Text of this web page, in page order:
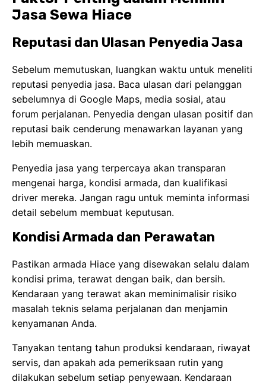
Jasa Sewa Hiace
Reputasi dan Ulasan Penyedia Jasa
Sebelum memutuskan, luangkan waktu untuk meneliti
reputasi penyedia jasa. Baca ulasan dari pelanggan
sebelumnya di Google Maps, media sosial, atau
forum perjalanan. Penyedia dengan ulasan positif dan
reputasi baik cenderung menawarkan layanan yang
lebih memuaskan.
Penyedia jasa yang terpercaya akan transparan
mengenai harga, kondisi armada, dan kualifikasi
driver mereka. Jangan ragu untuk meminta informasi
detail sebelum membuat keputusan.
Kondisi Armada dan Perawatan
Pastikan armada Hiace yang disewakan selalu dalam
kondisi prima, terawat dengan baik, dan bersih.
Kendaraan yang terawat akan meminimalisir risiko
masalah teknis selama perjalanan dan menjamin
kenyamanan Anda.
Tanyakan tentang tahun produksi kendaraan, riwayat
servis, dan apakah ada pemeriksaan rutin yang
dilakukan sebelum setiap penyewaan. Kendaraan